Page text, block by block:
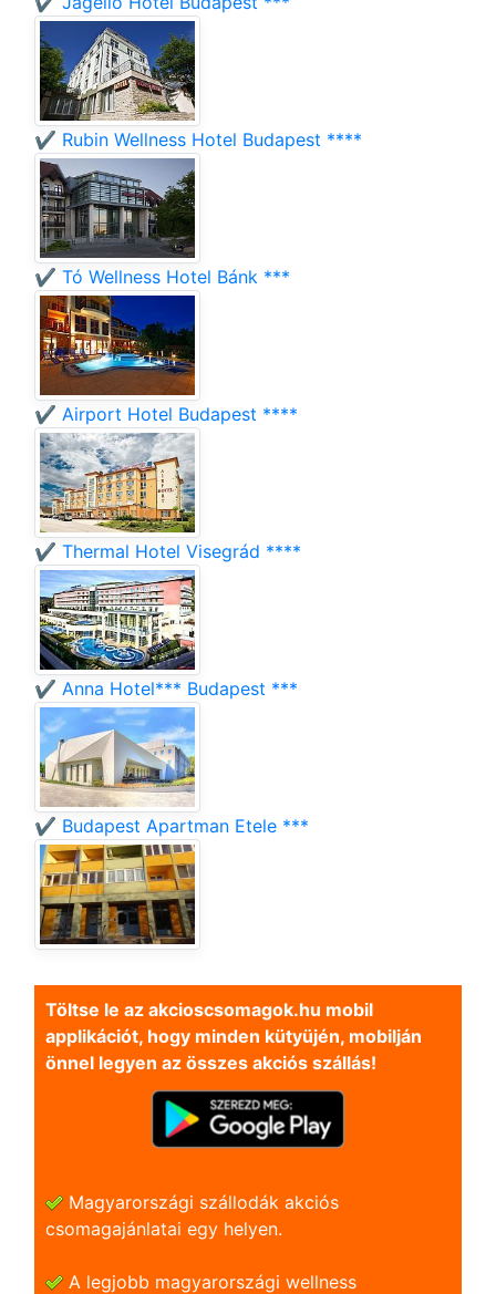
✔️ Rubin Wellness Hotel Budapest ****
✔️ Tó Wellness Hotel Bánk ***
✔️ Airport Hotel Budapest ****
✔️ Thermal Hotel Visegrád ****
✔️ Anna Hotel*** Budapest ***
✔️ Budapest Apartman Etele ***
Töltse le az akcioscsomagok.hu mobil
applikációt, hogy minden kütyüjén, mobilján
önnel legyen az összes akciós szállás!
Magyarországi szállodák akciós
csomagajánlatai egy helyen.
A legjobb magyarországi wellness